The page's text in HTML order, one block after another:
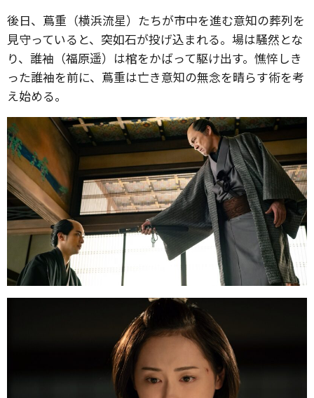
後日、蔦重（横浜流星）たちが市中を進む意知の葬列を
見守っていると、突如石が投げ込まれる。場は騒然とな
り、誰袖（福原遥）は棺をかばって駆け出す。憔悴しき
った誰袖を前に、蔦重は亡き意知の無念を晴らす術を考
え始める。